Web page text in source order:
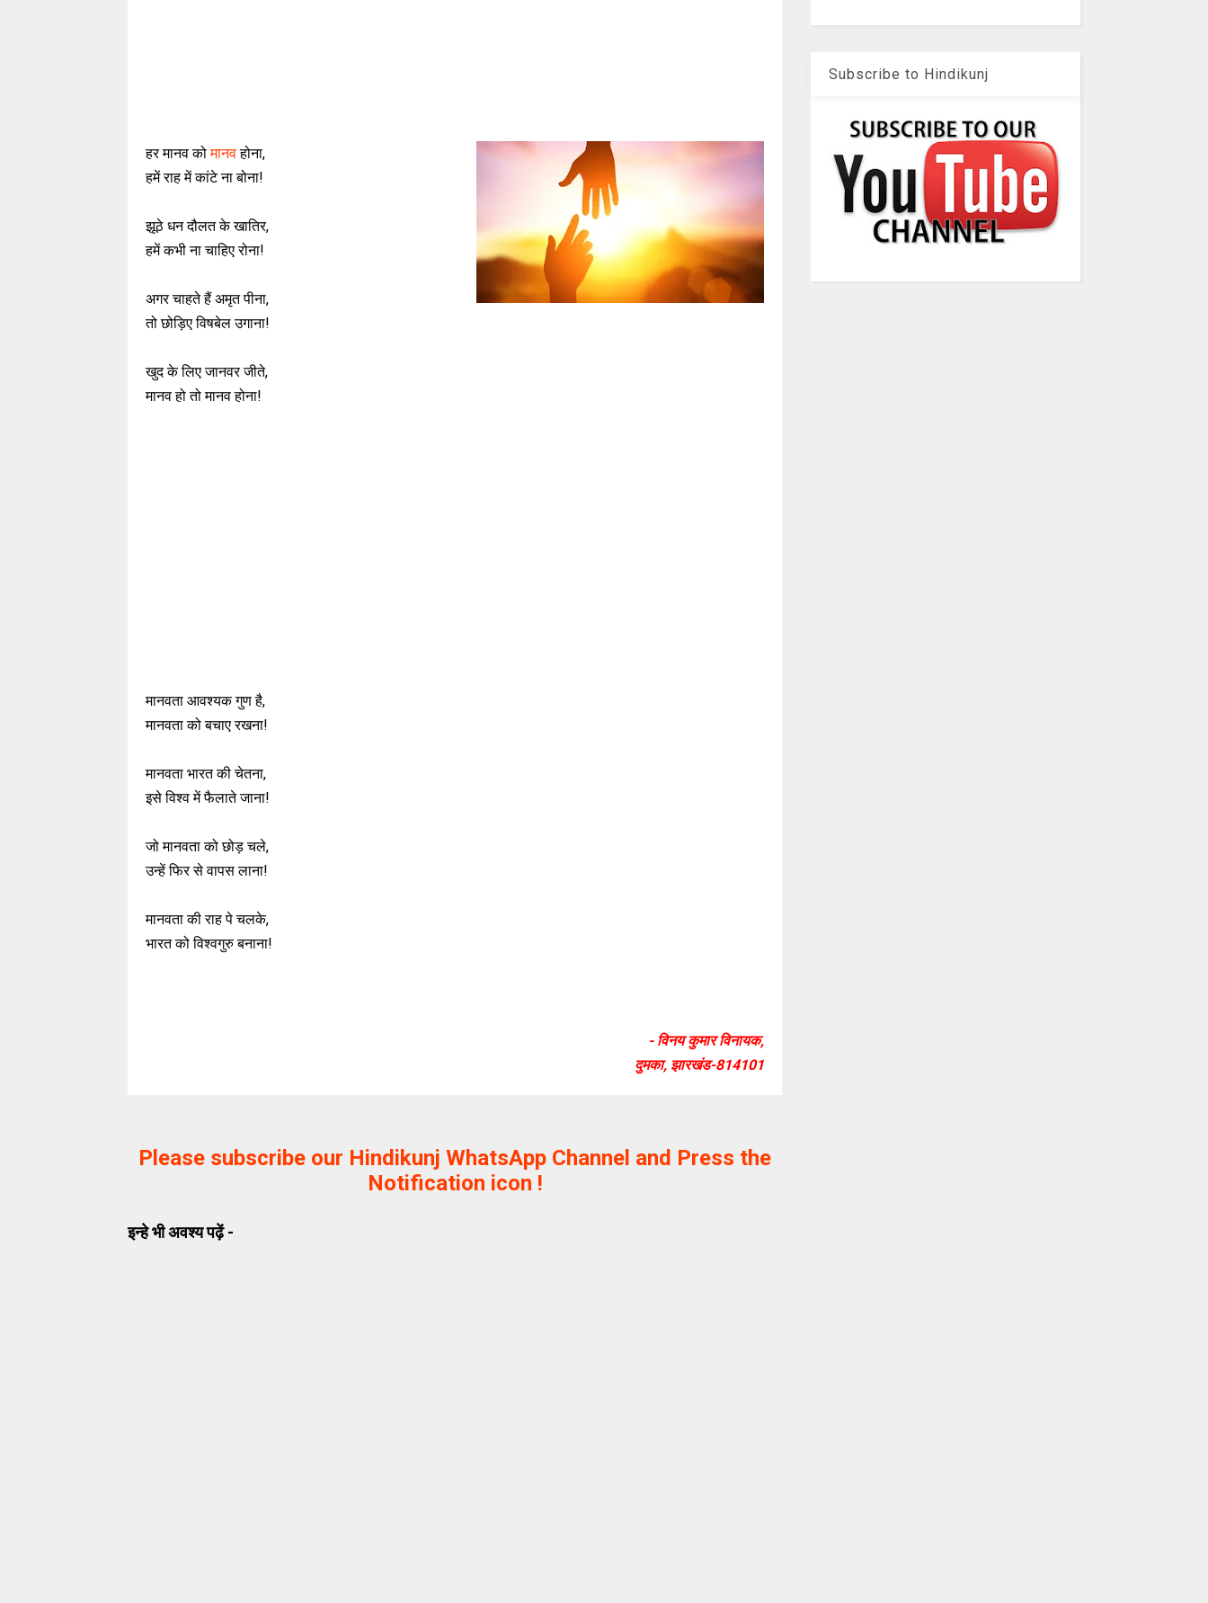
हर मानव कोमानवहोना,
हमें राह में कांटे ना बोना!
झूठे धन दौलत के खातिर,
हमें कभी ना चाहिए रोना!
अगर चाहते हैं अमृत पीना,
तो छोड़िए विषबेल उगाना!
खुद के लिए जानवर जीते,
मानव हो तो मानव होना!
मानवता आवश्यक गुण है,
मानवता को बचाए रखना!
मानवता भारत की चेतना,
इसे विश्व में फैलाते जाना!
जो मानवता को छोड़ चले,
उन्हें फिर से वापस लाना!
मानवता की राह पे चलके,
भारत को विश्वगुरु बनाना!
- विनय कुमार विनायक,
दुमका, झारखंड-814101
Please subscribe our Hindikunj WhatsApp Channel and Press the
Notification icon !
इन्हे भी अवश्य पढ़ें -
Subscribe to Hindikunj